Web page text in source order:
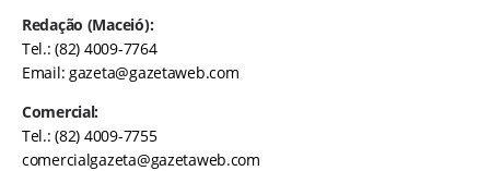
Redação (Maceió):
Tel.: (82) 4009-7764
Email:gazeta@gazetaweb.com
Comercial:
Tel.: (82) 4009-7755
comercialgazeta@gazetaweb.com